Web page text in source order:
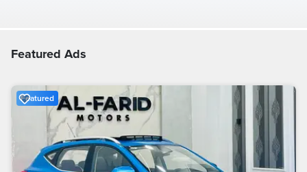
Featured Ads
Featured